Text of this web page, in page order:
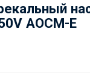
AOCM-E